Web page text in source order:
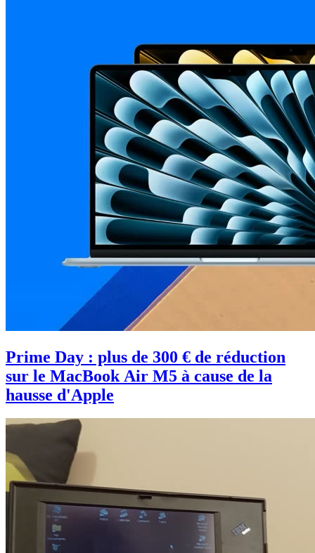
Prime Day : plus de 300 € de réduction
sur le MacBook Air M5 à cause de la
hausse d'Apple